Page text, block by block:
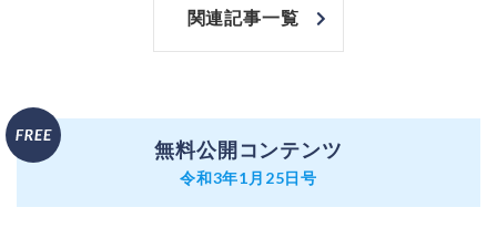
関連記事一覧
無料公開コンテンツ
令和3年1月25日号